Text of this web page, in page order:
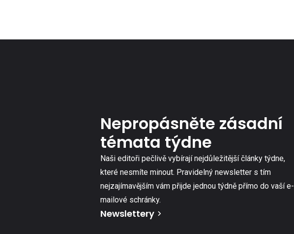
Nepropásněte zásadní
témata týdne
Naši editoři pečlivě vybírají nejdůležitější články týdne,
které nesmíte minout. Pravidelný newsletter s tím
nejzajímavějším vám přijde jednou týdně přímo do vaší e-
mailové schránky.
Newslettery